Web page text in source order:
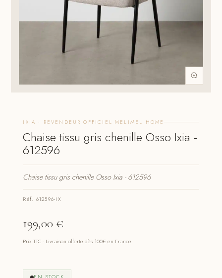
IXIA · REVENDEUR OFFICIEL MELIMEL HOME
Chaise tissu gris chenille Osso Ixia -
612596
Chaise tissu gris chenille Osso Ixia - 612596
Réf. 612596-IX
199,00 €
Prix TTC · Livraison offerte dès 100€ en France